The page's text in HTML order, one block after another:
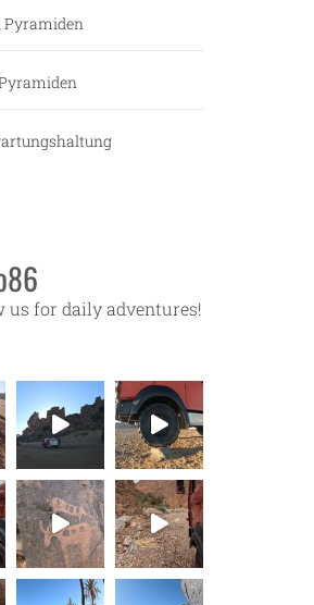
Pyramiden
us for daily adventures!